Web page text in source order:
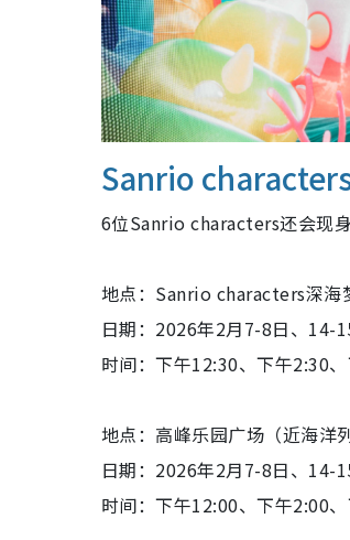
Sanrio
6位Sanrio characters还会现
地点：Sanrio characters深海
日期：2026年2月7-8日、14-
时间：下午12:30、下午2:30
地点：高峰乐园广场（近海洋
日期：2026年2月7-8日、14-
时间：下午12:00、下午2:00